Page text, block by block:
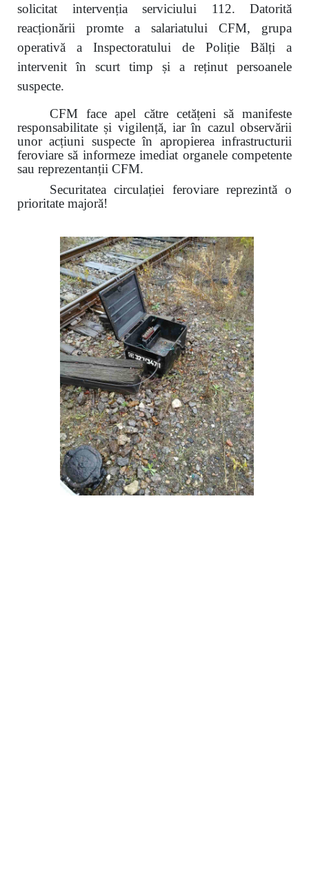
solicitat intervenția serviciului 112. Datorită
reacționării promte a salariatului CFM, grupa
operativă a Inspectoratului de Poliție Bălți a
intervenit în scurt timp și a reținut persoanele
suspecte.
CFM face apel către cetățeni să manifeste
responsabilitate și vigilență, iar în cazul observării
unor acțiuni suspecte în apropierea infrastructurii
feroviare să informeze imediat organele competente
sau reprezentanții CFM.
Securitatea circulației feroviare reprezintă o
prioritate majoră!